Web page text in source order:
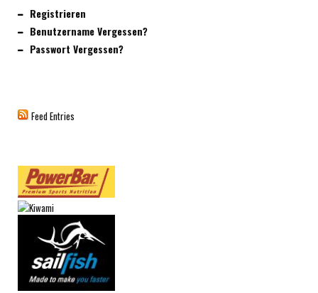
Registrieren
Benutzername Vergessen?
Passwort Vergessen?
Feed Entries